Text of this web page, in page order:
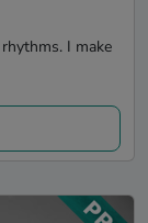
I make